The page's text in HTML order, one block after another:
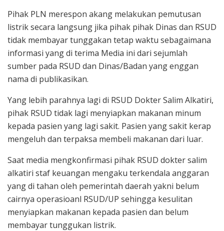
Pihak PLN merespon akang melakukan pemutusan
listrik secara langsung jika pihak pihak Dinas dan RSUD
tidak membayar tunggakan tetap waktu sebagaimana
informasi yang di terima Media ini dari sejumlah
sumber pada RSUD dan Dinas/Badan yang enggan
nama di publikasikan.
Yang lebih parahnya lagi di RSUD Dokter Salim Alkatiri,
pihak RSUD tidak lagi menyiapkan makanan minum
kepada pasien yang lagi sakit. Pasien yang sakit kerap
mengeluh dan terpaksa membeli makanan dari luar.
Saat media mengkonfirmasi pihak RSUD dokter salim
alkatiri staf keuangan mengaku terkendala anggaran
yang di tahan oleh pemerintah daerah yakni belum
cairnya operasioanl RSUD/UP sehingga kesulitan
menyiapkan makanan kepada pasien dan belum
membayar tunggukan listrik.